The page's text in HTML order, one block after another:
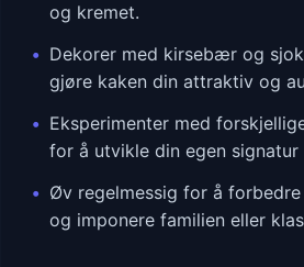
og kremet.
Dekorer med kirsebær og
gjøre kaken din attraktiv og
Eksperimenter med
for å utvikle din egen signatur
Øv regelmessig for å
og imponere familien eller